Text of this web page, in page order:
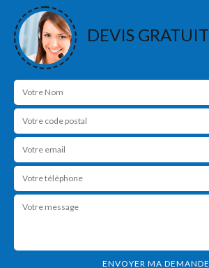
DEVIS GRATUIT